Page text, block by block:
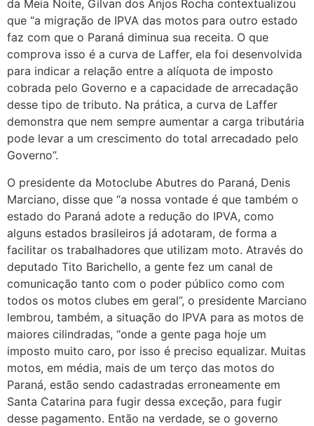
da Meia Noite, Gilvan dos Anjos Rocha contextualizou
que “a migração de IPVA das motos para outro estado
faz com que o Paraná diminua sua receita. O que
comprova isso é a curva de Laffer, ela foi desenvolvida
para indicar a relação entre a alíquota de imposto
cobrada pelo Governo e a capacidade de arrecadação
desse tipo de tributo. Na prática, a curva de Laffer
demonstra que nem sempre aumentar a carga tributária
pode levar a um crescimento do total arrecadado pelo
Governo”.
O presidente da Motoclube Abutres do Paraná, Denis
Marciano, disse que “a nossa vontade é que também o
estado do Paraná adote a redução do IPVA, como
alguns estados brasileiros já adotaram, de forma a
facilitar os trabalhadores que utilizam moto. Através do
deputado Tito Barichello, a gente fez um canal de
comunicação tanto com o poder público como com
todos os motos clubes em geral”, o presidente Marciano
lembrou, também, a situação do IPVA para as motos de
maiores cilindradas, “onde a gente paga hoje um
imposto muito caro, por isso é preciso equalizar. Muitas
motos, em média, mais de um terço das motos do
Paraná, estão sendo cadastradas erroneamente em
Santa Catarina para fugir dessa exceção, para fugir
desse pagamento. Então na verdade, se o governo